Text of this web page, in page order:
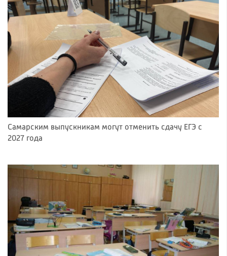
Самарским выпускникам могут отменить сдачу ЕГЭ с
2027 года